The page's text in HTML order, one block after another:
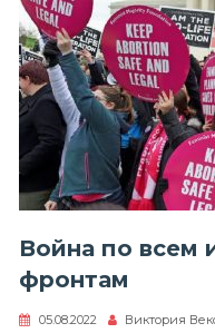
Война по всем
фронтам
05.08.2022 Виктория